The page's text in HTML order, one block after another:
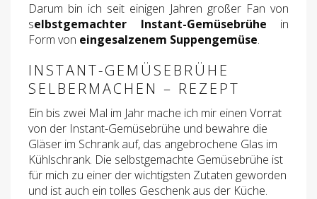
Darum bin ich seit einigen Jahren großer Fan von
selbstgemachter Instant-Gemüsebrühe in
Form von eingesalzenem Suppengemüse.
INSTANT-GEMÜSEBRÜHE
SELBERMACHEN – REZEPT
Ein bis zwei Mal im Jahr mache ich mir einen Vorrat
von der Instant-Gemüsebrühe und bewahre die
Gläser im Schrank auf, das angebrochene Glas im
Kühlschrank. Die selbstgemachte Gemüsebrühe ist
für mich zu einer der wichtigsten Zutaten geworden
und ist auch ein tolles Geschenk aus der Küche.